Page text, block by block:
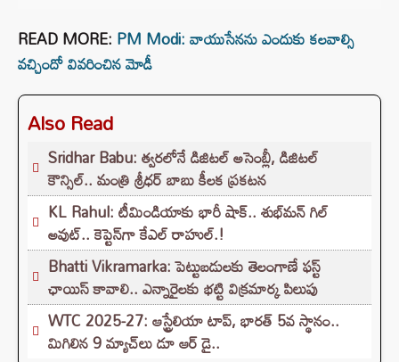
READ MORE: PM Modi: వాయుసేనను ఎందుకు కలవాల్సి
వచ్చిందో వివరించిన మోడీ
Also Read
Sridhar Babu: త్వరలోనే డిజిటల్ అసెంబ్లీ, డిజిటల్
కౌన్సిల్.. మంత్రి శ్రీధర్ బాబు కీలక ప్రకటన
KL Rahul: టీమిండియాకు భారీ షాక్.. శుభ్‌మన్ గిల్
అవుట్.. కెప్టెన్‌గా కేఎల్ రాహుల్.!
Bhatti Vikramarka: పెట్టుబడులకు తెలంగాణే ఫస్ట్
ఛాయిస్ కావాలి.. ఎన్నారైలకు భట్టి విక్రమార్క పిలుపు
WTC 2025-27: ఆస్ట్రేలియా టాప్, భారత్ 5వ స్థానం..
మిగిలిన 9 మ్యాచ్‌లు డూ ఆర్ డై..